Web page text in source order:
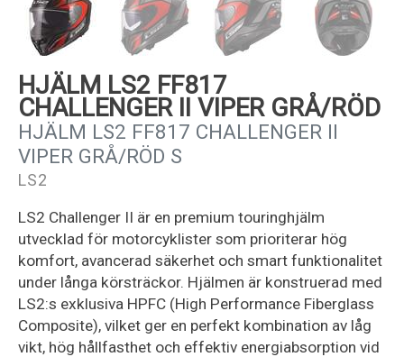
HJÄLM LS2 FF817
CHALLENGER II VIPER GRÅ/RÖD
HJÄLM LS2 FF817 CHALLENGER II
VIPER GRÅ/RÖD S
LS2
LS2 Challenger II är en premium touringhjälm
utvecklad för motorcyklister som prioriterar hög
komfort, avancerad säkerhet och smart funktionalitet
under långa körsträckor. Hjälmen är konstruerad med
LS2:s exklusiva HPFC (High Performance Fiberglass
Composite), vilket ger en perfekt kombination av låg
vikt, hög hållfasthet och effektiv energiabsorption vid